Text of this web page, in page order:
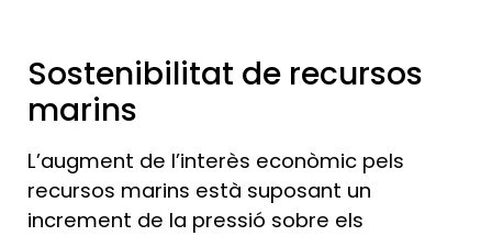
Sostenibilitat de recursos
marins
L’augment de l’interès econòmic pels
recursos marins està suposant un
increment de la pressió sobre els